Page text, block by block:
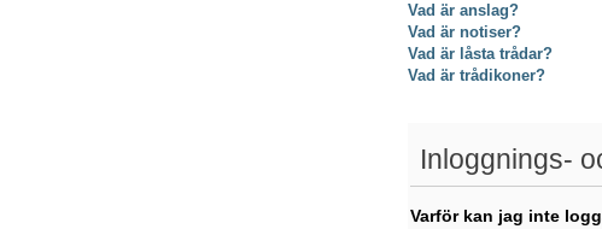
Vad är anslag?
Vad är notiser?
Vad är låsta trådar?
Vad är trådikoner?
Inloggnings-
Varför kan jag inte